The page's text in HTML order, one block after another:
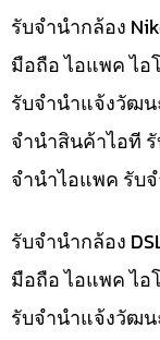
รับจำนำกล้อง
มือถือ ไอแพค ไอ
รับจํานําแจ้งวัฒน
จำนำสินค้าไอที
จำนำไอแพค รับ
รับจำนำกล้อง
มือถือ ไอแพค ไอ
รับจํานําแจ้งวัฒน